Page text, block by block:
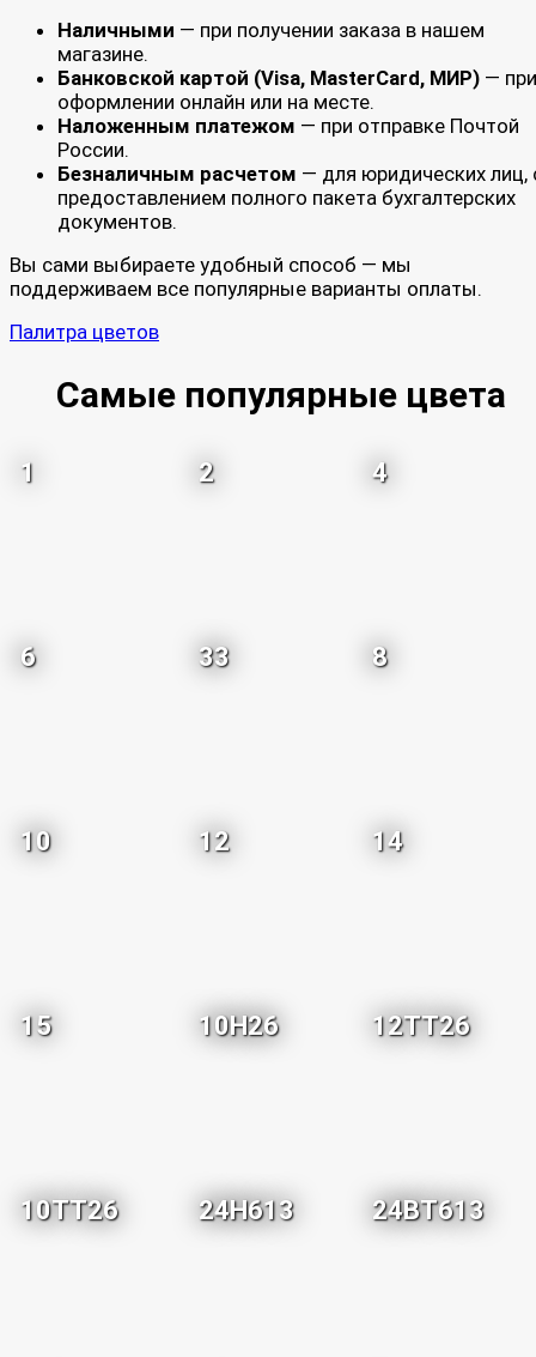
Наличными — при получении заказа в нашем
магазине.
Банковской картой (Visa, MasterCard, МИР) — при
оформлении онлайн или на месте.
Наложенным платежом — при отправке Почтой
России.
Безналичным расчетом — для юридических лиц,
предоставлением полного пакета бухгалтерских
документов.
Вы сами выбираете удобный способ — мы
поддерживаем все популярные варианты оплаты.
Палитра цветов
Самые популярные цвета
1 2 4
6 33 8
10 12 14
15 10H26 12TT26
10TT26 24H613 24BT613